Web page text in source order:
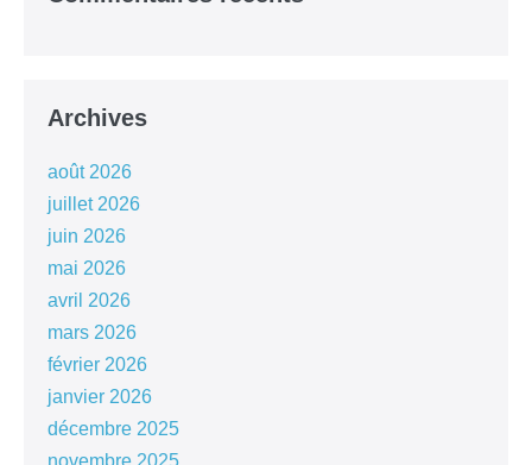
Archives
août 2026
juillet 2026
juin 2026
mai 2026
avril 2026
mars 2026
février 2026
janvier 2026
décembre 2025
novembre 2025